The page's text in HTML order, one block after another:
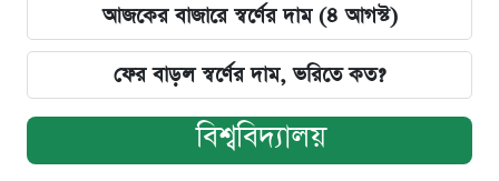
আজকের বাজারে স্বর্ণের দাম (৪ আগস্ট)
ফের বাড়ল স্বর্ণের দাম, ভরিতে কত?
বিশ্ববিদ্যালয়